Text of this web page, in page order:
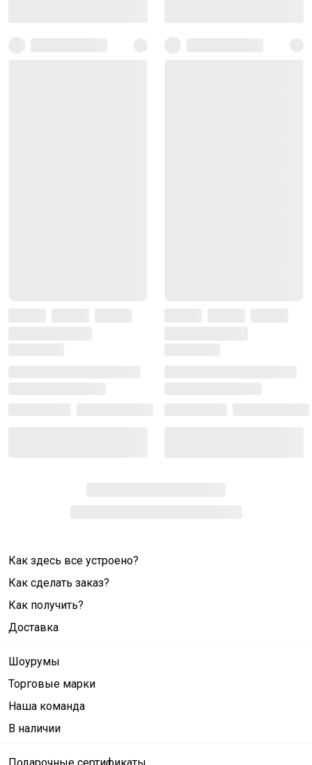
Как здесь все устроено?
Как сделать заказ?
Как получить?
Доставка
Шоурумы
Торговые марки
Наша команда
В наличии